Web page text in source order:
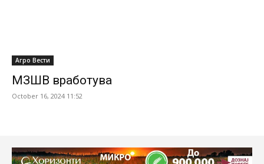
Агро Вести
МЗШВ вработува
October 16, 2024 11:52